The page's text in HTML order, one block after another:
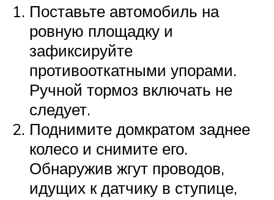
Поставьте автомобиль на
ровную площадку и
зафиксируйте
противооткатными упорами.
Ручной тормоз включать не
следует.
Поднимите домкратом заднее
колесо и снимите его.
Обнаружив жгут проводов,
идущих к датчику в ступице,